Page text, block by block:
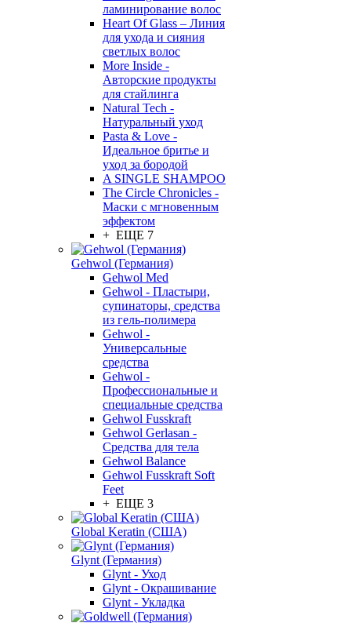
ламинирование волос
Heart Of Glass – Линия
для ухода и сияния
светлых волос
More Inside -
Авторские продукты
для стайлинга
Natural Tech -
Натуральный уход
Pasta & Love -
Идеальное бритье и
уход за бородой
A SINGLE SHAMPOO
The Circle Chronicles -
Маски с мгновенным
эффектом
+ ЕЩЕ 7
Gehwol (Германия)
Gehwol Med
Gehwol - Пластыри,
супинаторы, средства
из гель-полимера
Gehwol -
Универсальные
средства
Gehwol -
Профессиональные и
специальные средства
Gehwol Fusskraft
Gehwol Gerlasan -
Средства для тела
Gehwol Balance
Gehwol Fusskraft Soft
Feet
+ ЕЩЕ 3
Global Keratin (США)
Glynt (Германия)
Glynt - Уход
Glynt - Окрашивание
Glynt - Укладка